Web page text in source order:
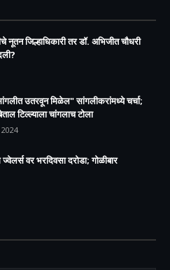
नूतन जिल्हाधिकारी तर डॉ. अभिजीत चौधरी
उतरवून मिळेल" सांगलीकरांमध्ये चर्चा;
टिल्ल्याला चांगलाच टोला
वर भरदिवसा दरोडा; गोळीबार